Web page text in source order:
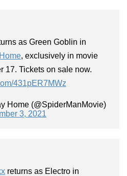
as Green Goblin in
, exclusively in movie
17. Tickets on sale now.
431pER7MWz
Home (@SpiderManMovie)
3, 2021
returns as Electro in